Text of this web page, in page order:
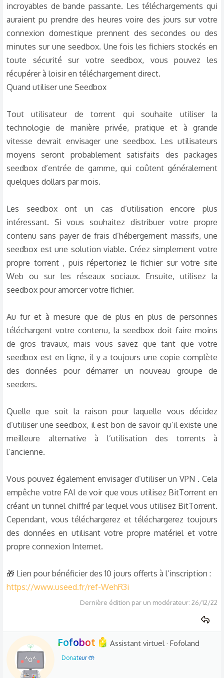
incroyables de bande passante. Les téléchargements qui
auraient pu prendre des heures voire des jours sur votre
connexion domestique prennent des secondes ou des
minutes sur une seedbox. Une fois les fichiers stockés en
toute sécurité sur votre seedbox, vous pouvez les
récupérer à loisir en téléchargement direct.
Quand utiliser une Seedbox
Tout utilisateur de torrent qui souhaite utiliser la
technologie de manière privée, pratique et à grande
vitesse devrait envisager une seedbox. Les utilisateurs
moyens seront probablement satisfaits des packages
seedbox d’entrée de gamme, qui coûtent généralement
quelques dollars par mois.
Les seedbox ont un cas d’utilisation encore plus
intéressant. Si vous souhaitez distribuer votre propre
contenu sans payer de frais d’hébergement massifs, une
seedbox est une solution viable. Créez simplement votre
propre torrent , puis répertoriez le fichier sur votre site
Web ou sur les réseaux sociaux. Ensuite, utilisez la
seedbox pour amorcer votre fichier.
Au fur et à mesure que de plus en plus de personnes
téléchargent votre contenu, la seedbox doit faire moins
de gros travaux, mais vous savez que tant que votre
seedbox est en ligne, il y a toujours une copie complète
des données pour démarrer un nouveau groupe de
seeders.
Quelle que soit la raison pour laquelle vous décidez
d’utiliser une seedbox, il est bon de savoir qu’il existe une
meilleure alternative à l’utilisation des torrents à
l’ancienne.
Vous pouvez également envisager d’utiliser un VPN . Cela
empêche votre FAI de voir que vous utilisez BitTorrent en
créant un tunnel chiffré par lequel vous utilisez BitTorrent.
Cependant, vous téléchargerez et téléchargerez toujours
des données en utilisant votre propre matériel et votre
propre connexion Internet.
🎁 Lien pour bénéficier des 10 jours offerts à l’inscription :
https://www.useed.fr/ref-WehR3i
Dernière édition par un modérateur: 26/12/22
W
Fofobot 🤖 Assistant virtuel · Fofoland
Donateur 🤲